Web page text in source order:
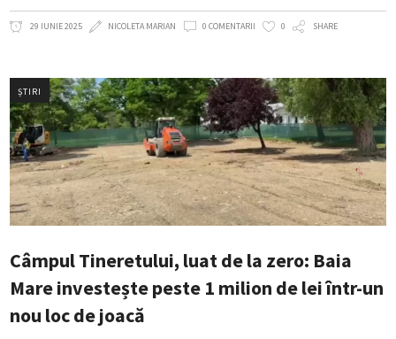
29 IUNIE 2025 NICOLETA MARIAN 0 COMENTARII 0 SHARE
ȘTIRI
Câmpul Tineretului, luat de la zero: Baia
Mare investește peste 1 milion de lei într-un
nou loc de joacă